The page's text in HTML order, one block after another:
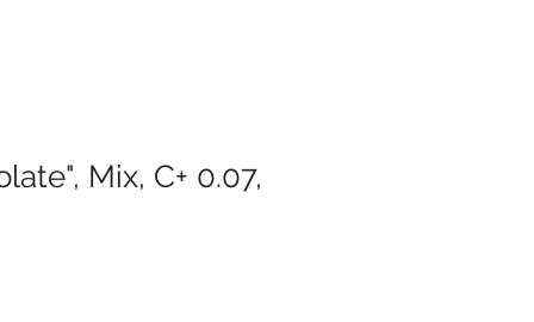
Mix, C+ 0.07,